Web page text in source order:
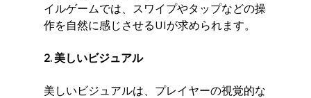
イルゲームでは、スワイプやタップなどの操
作を自然に感じさせるUIが求められます。
2. 美しいビジュアル
美しいビジュアルは、プレイヤーの視覚的な